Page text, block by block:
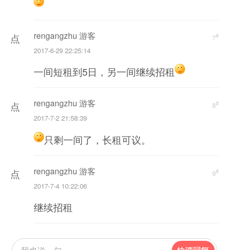
加
点
加
7#
rengangzhu 游客
2017-6-29 22:25:14
一间短租到5日，另一间继续招租
点
加
8#
rengangzhu 游客
2017-7-2 21:58:39
只剩一间了，长租可议。
点
加
9#
rengangzhu 游客
2017-7-4 10:22:06
继续招租